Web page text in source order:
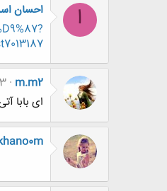
ا احسان
m.m2
ای بابا